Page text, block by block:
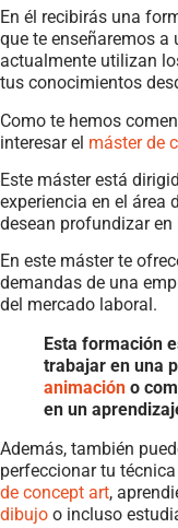
En él recibirás una
que te enseñaremos
actualmente utilizan
tus conocimientos
Como te hemos
interesar el máster de
Este máster está
experiencia en el área
desean profundizar
En este máster te
demandas de una
del mercado laboral.
Esta formación
trabajar en una
animación o
en un
Además, también
perfeccionar tu
de concept art,
dibujo o incluso